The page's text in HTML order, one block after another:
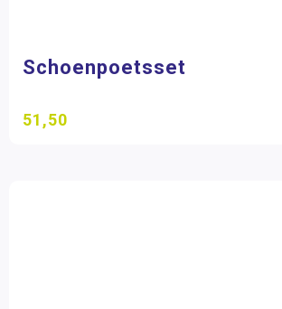
Schoenpoetsset
51,50